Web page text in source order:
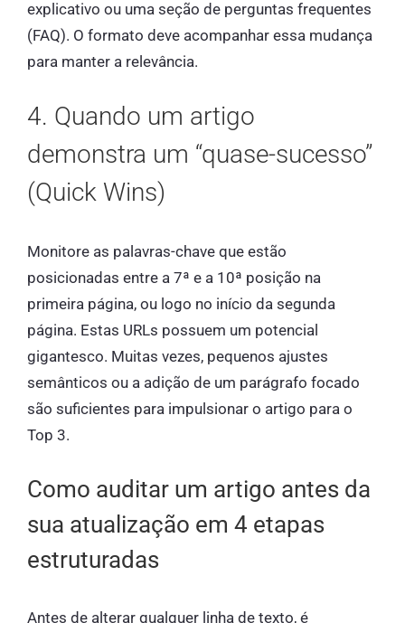
explicativo ou uma seção de perguntas frequentes
(FAQ). O formato deve acompanhar essa mudança
para manter a relevância.
4. Quando um artigo
demonstra um “quase-sucesso”
(Quick Wins)
Monitore as palavras-chave que estão
posicionadas entre a 7ª e a 10ª posição na
primeira página, ou logo no início da segunda
página. Estas URLs possuem um potencial
gigantesco. Muitas vezes, pequenos ajustes
semânticos ou a adição de um parágrafo focado
são suficientes para impulsionar o artigo para o
Top 3.
Como auditar um artigo antes da
sua atualização em 4 etapas
estruturadas
Antes de alterar qualquer linha de texto, é